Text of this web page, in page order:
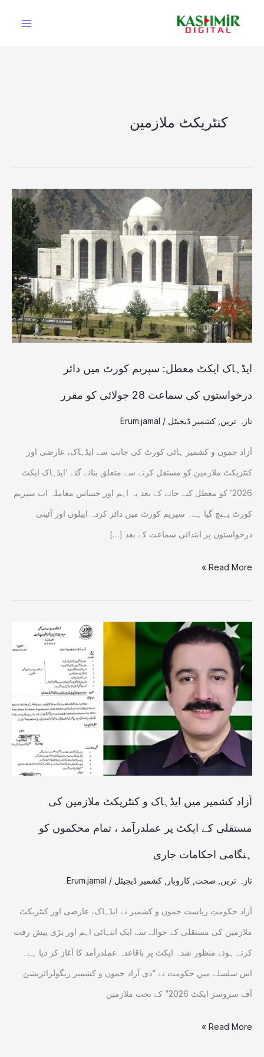
کنٹریکٹ ملازمین
ایڈہاک ایکٹ معطل: سپریم کورٹ میں دائر
درخواستوں کی سماعت 28 جولائی کو مقرر
تازہ ترین کشمیر ڈیجیٹل /
Erum.jamal
آزاد جموں و کشمیر ہائی کورٹ کی جانب سے ایڈہاک، عارضی اور
کنٹریکٹ ملازمین کو مستقل کرنے سے متعلق بنائے گئے ‘ایڈہاک ایکٹ
2026’ کو معطل کیے جانے کے بعد یہ اہم اور حساس معاملہ اب سپریم
کورٹ پہنچ گیا ہے۔ سپریم کورٹ میں دائر کردہ اپیلوں اور آئینی
درخواستوں پر ابتدائی سماعت کے بعد […]
ایڈہاک
ایکٹ
معطل:
سپریم
کورٹ
میں
دائر
درخواستوں
کی
28
جولائی
کو
مقرر
Read More »
آزاد کشمیر میں ایڈہاک و کنٹریکٹ ملازمین کی
مستقلی کے ایکٹ پر عملدرآمد ، تمام محکموں کو
ہنگامی احکامات جاری
تازہ ترین صحت کاروبار کشمیر ڈیجیٹل /
Erum.jamal
آزاد حکومتِ ریاست جموں و کشمیر نے ایڈہاک، عارضی اور کنٹریکٹ
ملازمین کی مستقلی کے حوالے سے ایک انتہائی اہم اور بڑی پیش رفت
کرتے ہوئے منظور شدہ ایکٹ پر باقاعدہ عملدرآمد کا آغاز کر دیا ہے۔
اس سلسلے میں حکومت نے “دی آزاد جموں و کشمیر ریگولرائزیشن
آف سروسز ایکٹ 2026” کے تحت ملازمین
کشمیر
میں
ایڈہاک
و
کنٹریکٹ
ملازمین
کی
مستقلی
پر
عملدرآمد
جاری
Read More »